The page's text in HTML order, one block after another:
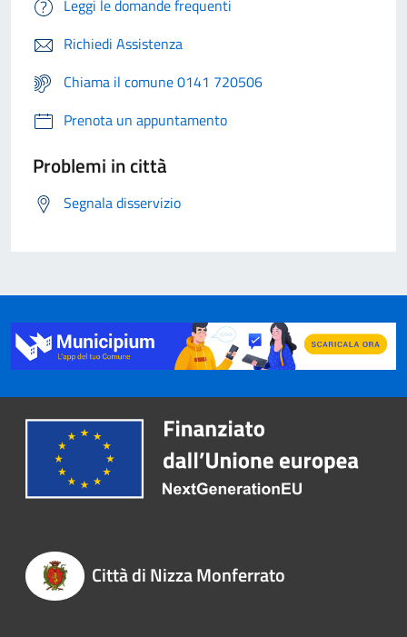
Leggi le domande frequenti
Richiedi Assistenza
Chiama il comune 0141 720506
Prenota un appuntamento
Problemi in città
Segnala disservizio
Città di Nizza Monferrato